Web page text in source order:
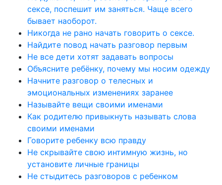
сексе, поспешит им заняться. Чаще всего
бывает наоборот.
Никогда не рано начать говорить о сексе.
Найдите повод начать разговор первым
Не все дети хотят задавать вопросы
Объясните ребёнку, почему мы носим одежду
Начните разговор о телесных и
эмоциональных изменениях заранее
Называйте вещи своими именами
Как родителю привыкнуть называть слова
своими именами
Говорите ребенку всю правду
Не скрывайте свою интимную жизнь, но
установите личные границы
Не стыдитесь разговоров с ребенком